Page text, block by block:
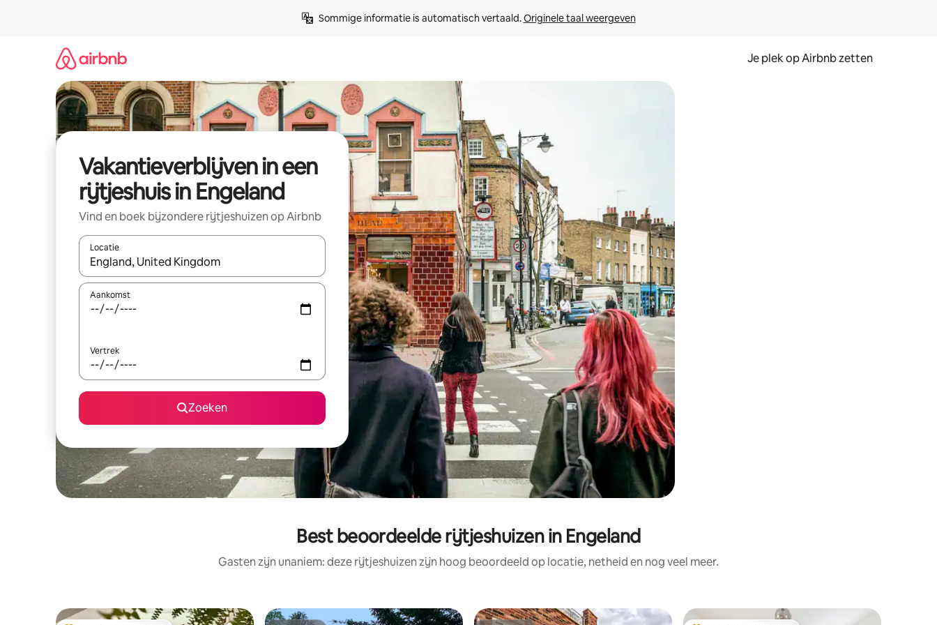
Sommige informatie is automatisch vertaald. Originele taal weergeven
Je plek op Airbnb zetten
Vakantieverblijven in een
rijtjeshuis in Engeland
Vind en boek bijzondere rijtjeshuizen op Airbnb
Locatie
Wanneer er resultaten beschikbaar zijn, maak je een keuze met je de pijltjestoetsen omhoog en omlaag, óf door te tikken of swipen.
Aankomst
Vertrek
Zoeken
Best beoordeelde rijtjeshuizen in Engeland
Gasten zijn unaniem: deze rijtjeshuizen zijn hoog beoordeeld op locatie, netheid en nog veel meer.